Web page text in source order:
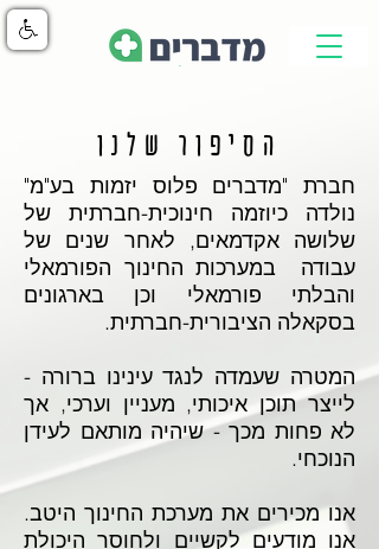
חברת "מדברים פלוס יזמות בע"מ"
נולדה כיוזמה חינוכית-חברתית של
שלושה אקדמאים, לאחר שנים של
עבודה במערכות החינוך הפורמאלי
והבלתי פורמאלי וכן בארגונים
בסקאלה הציבורית-חברתית.
המטרה שעמדה לנגד עינינו ברורה -
לייצר תוכן איכותי, מעניין וערכי, אך
לא פחות מכך - שיהיה מותאם לעידן
הנוכחי.
אנו מכירים את מערכת החינוך היטב.
אנו מודעים לקשיים ולחוסר היכולת
הסיפור שלנו